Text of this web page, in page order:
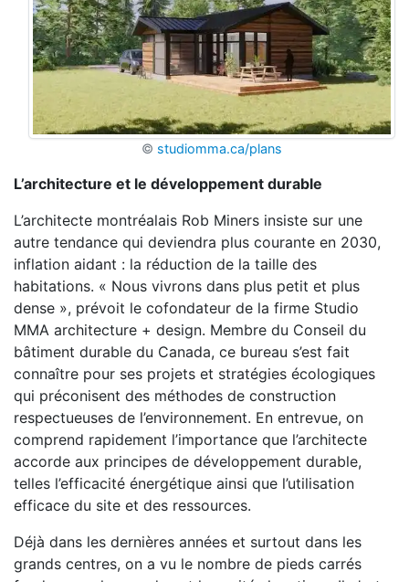
© studiomma.ca/plans
L’architecture et le développement durable
L’architecte montréalais Rob Miners insiste sur une
autre tendance qui deviendra plus courante en 2030,
inflation aidant : la réduction de la taille des
habitations. « Nous vivrons dans plus petit et plus
dense », prévoit le cofondateur de la firme Studio
MMA architecture + design. Membre du Conseil du
bâtiment durable du Canada, ce bureau s’est fait
connaître pour ses projets et stratégies écologiques
qui préconisent des méthodes de construction
respectueuses de l’environnement. En entrevue, on
comprend rapidement l’importance que l’architecte
accorde aux principes de développement durable,
telles l’efficacité énergétique ainsi que l’utilisation
efficace du site et des ressources.
Déjà dans les dernières années et surtout dans les
grands centres, on a vu le nombre de pieds carrés